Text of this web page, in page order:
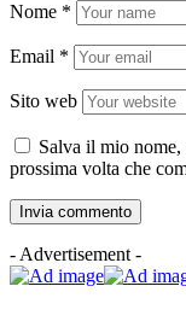
Nome *
Email *
Sito web
Salva il mio
prossima volta che
- Advertisement -